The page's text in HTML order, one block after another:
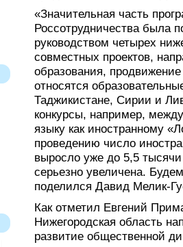
«Значительная часть
Россотрудничества была
руководством четырех
совместных проектов,
образования,
относятся
Таджикистане, Сирии и
конкурсы, например,
языку как иностранному
проведению число
выросло уже до 5,5
серьезно увеличена.
поделился Давид Мелик-
Как отметил Евгений
Нижегородская область
развитие общественной